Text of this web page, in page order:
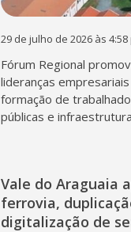
29 de julho de 2026 às 4:58
Fórum Regional
lideranças
formação de
públicas e
Vale do Araguaia
ferrovia,
digitalização de